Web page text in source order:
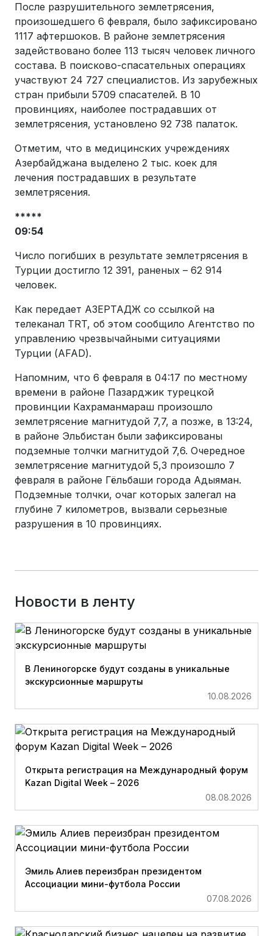
После разрушительного землетрясения,
произошедшего 6 февраля, было зафиксировано
1117 афтершоков. В районе землетрясения
задействовано более 113 тысяч человек личного
состава. В поисково-спасательных операциях
участвуют 24 727 специалистов. Из зарубежных
стран прибыли 5709 спасателей. В 10
провинциях, наиболее пострадавших от
землетрясения, установлено 92 738 палаток.
Отметим, что в медицинских учреждениях
Азербайджана выделено 2 тыс. коек для
лечения пострадавших в результате
землетрясения.
*****
09:54
Число погибших в результате землетрясения в
Турции достигло 12 391, раненых – 62 914
человек.
Как передает АЗЕРТАДЖ со ссылкой на
телеканал TRT, об этом сообщило Агентство по
управлению чрезвычайными ситуациями
Турции (AFAD).
Напомним, что 6 февраля в 04:17 по местному
времени в районе Пазарджик турецкой
провинции Кахраманмараш произошло
землетрясение магнитудой 7,7, а позже, в 13:24,
в районе Эльбистан были зафиксированы
подземные толчки магнитудой 7,6. Очередное
землетрясение магнитудой 5,3 произошло 7
февраля в районе Гёльбаши города Адыяман.
Подземные толчки, очаг которых залегал на
глубине 7 километров, вызвали серьезные
разрушения в 10 провинциях.
Новости в ленту
В Лениногорске будут созданы в уникальные
экскурсионные маршруты
10.08.2026
Открыта регистрация на Международный форум
Kazan Digital Week – 2026
08.08.2026
Эмиль Алиев переизбран президентом
Ассоциации мини-футбола России
07.08.2026